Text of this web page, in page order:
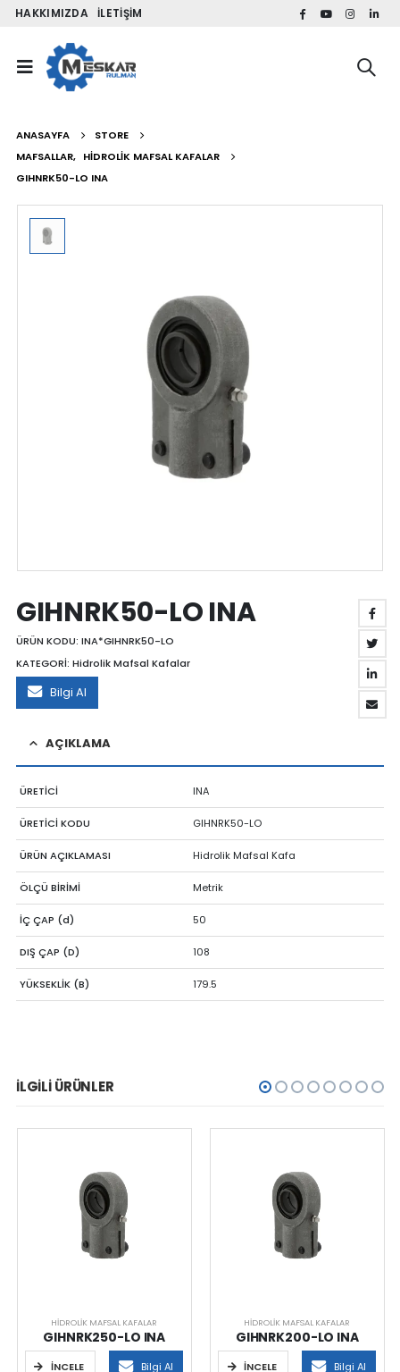
HAKKIMIZDA İLETIŞIM
ANASAYFA
STORE
MAFSALLAR, HIDROLIK MAFSAL KAFALAR
GIHNRK50-LO INA
GIHNRK50-LO INA
ÜRÜN KODU: INA*GIHNRK50-LO
KATEGORİ: Hidrolik Mafsal Kafalar
Bilgi Al
AÇIKLAMA
ÜRETİCİ INA
ÜRETİCİ KODU GIHNRK50-LO
ÜRÜN AÇIKLAMASI Hidrolik Mafsal Kafa
ÖLÇÜ BİRİMİ Metrik
İÇ ÇAP (d) 50
DIŞ ÇAP (D) 108
YÜKSEKLİK (B) 179.5
İLGILI ÜRÜNLER
HIDROLIK MAFSAL KAFALAR
GIHNRK250-LO INA
İNCELE Bilgi Al
HIDROLIK MAFSAL KAFALAR
GIHNRK200-LO INA
İNCELE Bilgi Al